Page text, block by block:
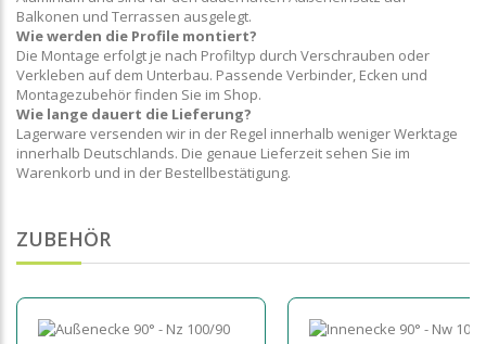
Balkonen und Terrassen ausgelegt.
Wie werden die Profile montiert?
Die Montage erfolgt je nach Profiltyp durch Verschrauben oder
Verkleben auf dem Unterbau. Passende Verbinder, Ecken und
Montagezubehör finden Sie im Shop.
Wie lange dauert die Lieferung?
Lagerware versenden wir in der Regel innerhalb weniger Werktage
innerhalb Deutschlands. Die genaue Lieferzeit sehen Sie im
Warenkorb und in der Bestellbestätigung.
ZUBEHÖR